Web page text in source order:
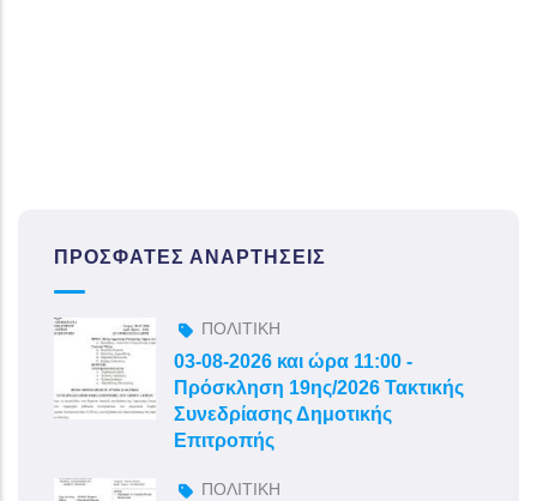
ΠΡΌΣΦΑΤΕΣ ΑΝΑΡΤΉΣΕΙΣ
ΠΟΛΙΤΙΚΗ
03-08-2026 και ώρα 11:00 -
Πρόσκληση 19ης/2026 Τακτικής
Συνεδρίασης Δημοτικής
Επιτροπής
ΠΟΛΙΤΙΚΗ